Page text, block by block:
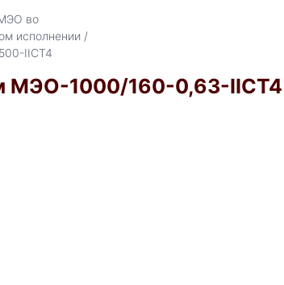
во
исполнении /
IICT4
МЭО-1000/160-0,63-IIСТ4